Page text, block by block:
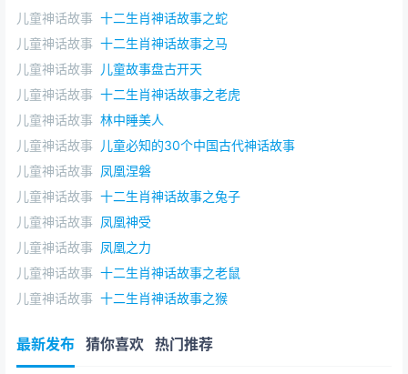
儿童神话故事 十二生肖神话故事之蛇
儿童神话故事 十二生肖神话故事之马
儿童神话故事 儿童故事盘古开天
儿童神话故事 十二生肖神话故事之老虎
儿童神话故事 林中睡美人
儿童神话故事 儿童必知的30个中国古代神话故事
儿童神话故事 凤凰涅磐
儿童神话故事 十二生肖神话故事之兔子
儿童神话故事 凤凰神受
儿童神话故事 凤凰之力
儿童神话故事 十二生肖神话故事之老鼠
儿童神话故事 十二生肖神话故事之猴
最新发布 猜你喜欢 热门推荐